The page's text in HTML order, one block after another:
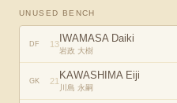
UNUSED BENCH
DF 13 IWAMASA Daiki
岩政 大樹
GK 21 KAWASHIMA Eiji
川島 永嗣